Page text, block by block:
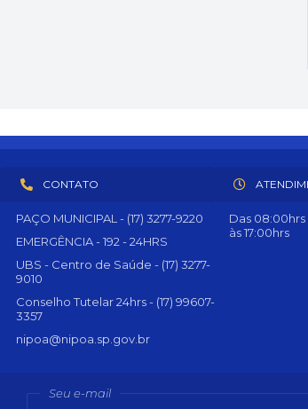
CONTATO
PAÇO MUNICIPAL - (17) 3277-9220
EMERGÊNCIA - 192 - 24HRS
UBS - Centro de Saúde - (17) 3277-
9010
Conselho Tutelar 24hrs - (17) 99607-
3357
nipoa@nipoa.sp.gov.br
Das 08:00hrs
às 17:00hrs
Seu e-mail